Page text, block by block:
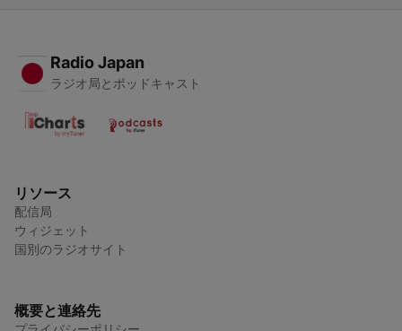
Radio Japan
ラジオ局とポッドキャスト
リソース
配信局
ウィジェット
国別のラジオサイト
概要と連絡先